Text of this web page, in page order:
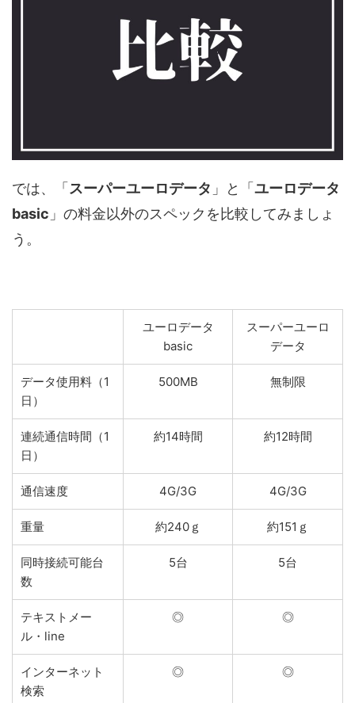
では、「スーパーユーロデータ 」と「ユーロデータ
basic 」の料金以外のスペックを比較してみましょ
う。
ユーロデータ
basic
スーパーユーロ
データ
データ使用料（1
日）
500MB 無制限
連続通信時間（1
日）
約14時間 約12時間
通信速度 4G/3G 4G/3G
重量 約240ｇ 約151ｇ
同時接続可能台
数
5台 5台
テキストメー
ル・line
◎ ◎
インターネット
検索
◎ ◎